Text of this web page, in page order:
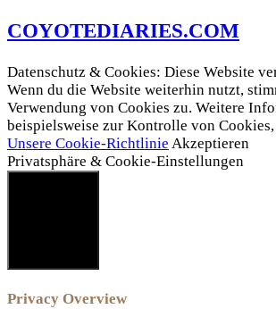
COYOTEDIARIES.COM
Datenschutz & Cookies: Diese Website
Wenn du die Website weiterhin nutzt,
Verwendung von Cookies zu. Weitere
beispielsweise zur Kontrolle von
Unsere Cookie-Richtlinie Akzeptieren
Privatsphäre & Cookie-Einstellungen
Privacy Overview